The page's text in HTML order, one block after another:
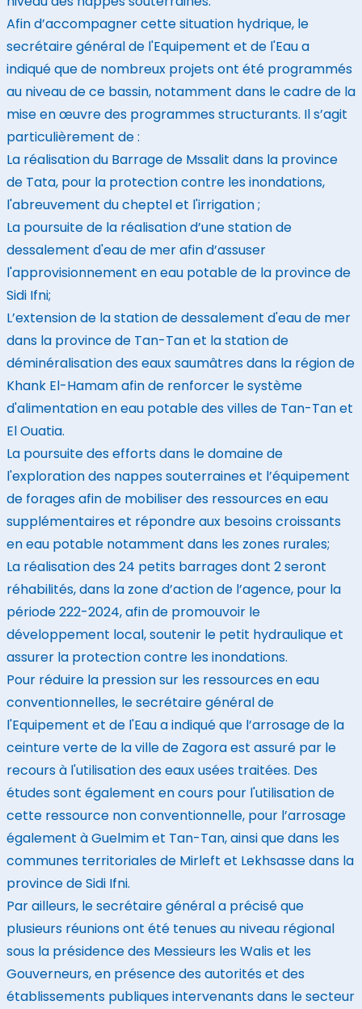
Afin d’accompagner cette situation hydrique, le
secrétaire général de l'Equipement et de l'Eau a
indiqué que de nombreux projets ont été programmés
au niveau de ce bassin, notamment dans le cadre de la
mise en œuvre des programmes structurants. Il s’agit
particulièrement de :
La réalisation du Barrage de Mssalit dans la province
de Tata, pour la protection contre les inondations,
l'abreuvement du cheptel et l'irrigation ;
La poursuite de la réalisation d’une station de
dessalement d'eau de mer afin d’assuser
l'approvisionnement en eau potable de la province de
Sidi Ifni;
L’extension de la station de dessalement d'eau de mer
dans la province de Tan-Tan et la station de
déminéralisation des eaux saumâtres dans la région de
Khank El-Hamam afin de renforcer le système
d'alimentation en eau potable des villes de Tan-Tan et
El Ouatia.
La poursuite des efforts dans le domaine de
l'exploration des nappes souterraines et l’équipement
de forages afin de mobiliser des ressources en eau
supplémentaires et répondre aux besoins croissants
en eau potable notamment dans les zones rurales;
La réalisation des 24 petits barrages dont 2 seront
réhabilités, dans la zone d’action de l’agence, pour la
période 222-2024, afin de promouvoir le
développement local, soutenir le petit hydraulique et
assurer la protection contre les inondations.
Pour réduire la pression sur les ressources en eau
conventionnelles, le secrétaire général de
l'Equipement et de l'Eau a indiqué que l’arrosage de la
ceinture verte de la ville de Zagora est assuré par le
recours à l'utilisation des eaux usées traitées. Des
études sont également en cours pour l'utilisation de
cette ressource non conventionnelle, pour l’arrosage
également à Guelmim et Tan-Tan, ainsi que dans les
communes territoriales de Mirleft et Lekhsasse dans la
province de Sidi Ifni.
Par ailleurs, le secrétaire général a précisé que
plusieurs réunions ont été tenues au niveau régional
sous la présidence des Messieurs les Walis et les
Gouverneurs, en présence des autorités et des
établissements publiques intervenants dans le secteur